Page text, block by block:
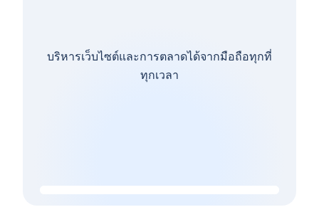
บริหารเว็บไซต์และการตลาดได้จากมือถือทุกที่
ทุกเวลา